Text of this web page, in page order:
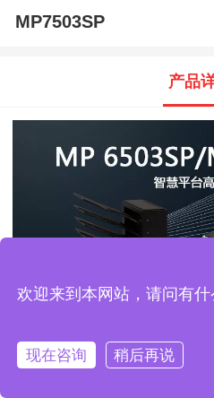
MP7503SP
产品
在线咨
欢迎来到本网站，请问有什
现在咨询 稍后再说